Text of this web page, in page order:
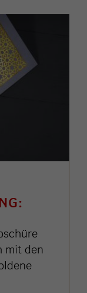
G
mit den